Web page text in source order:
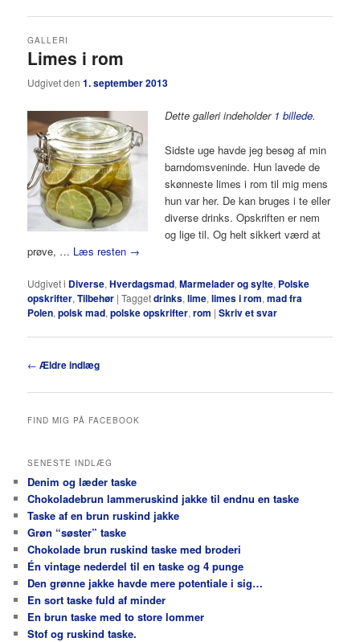
Limes i rom
GALLERI
Udgivet den1. september 2013
Dette galleri indeholder 1 billede.
Sidste uge havde jeg besøg af min
barndomsveninde. Hun lavede de
skønneste limes i rom til mig mens
hun var her. De kan bruges i te eller
diverse drinks. Opskriften er nem
og lige til. Og helt sikkert værd at
prøve, … Læs resten →
Udgivet i Diverse,Hverdagsmad,Marmelader og sylte, Polske
opskrifter,Tilbehør |Taggetdrinks,lime,limes i rom,mad fra
Polen,polsk mad,polske opskrifter,rom |Skriv et svar
Indlægsnavigation
← Ældre indlæg
FIND MIG PÅ FACEBOOK
SENESTE INDLÆG
Denim og læder taske
Chokoladebrun lammeruskind jakke til endnu en taske
Taske af en brun ruskind jakke
Grøn “søster” taske
Chokolade brun ruskind taske med broderi
Én vintage nederdel til en taske og 4 punge
Den grønne jakke havde mere potentiale i sig…
En sort taske fuld af minder
En brun taske med to store lommer
Stof og ruskind taske.